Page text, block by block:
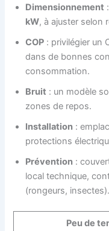
Dimensionnement
kW, à ajuster selon
COP : privilégier un
dans de bonnes
consommation.
Bruit : un modèle
zones de repos.
Installation :
protections
Prévention :
local technique,
(rongeurs, insectes).
Peu de